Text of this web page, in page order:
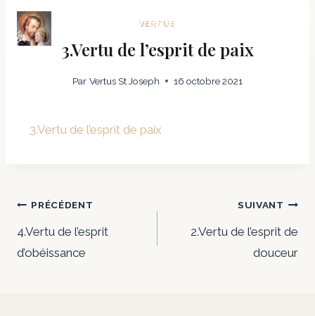
Vertus et prières en fraternité
VERTUS
3.Vertu de l’esprit de paix
Par Vertus St Joseph 16 octobre 2021
3.Vertu de l’esprit de paix
PRÉCÉDENT
4.Vertu de l’esprit
d’obéissance
SUIVANT
2.Vertu de l’esprit de
douceur